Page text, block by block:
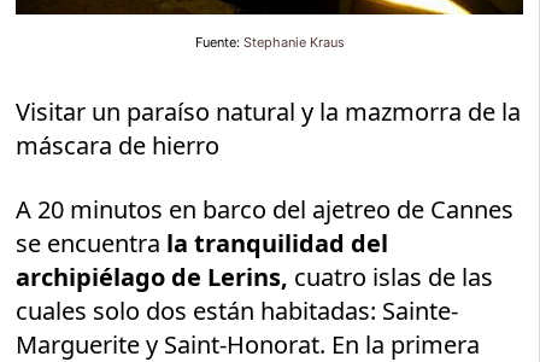
Fuente: Stephanie Kraus
Visitar un paraíso natural y la mazmorra de la
máscara de hierro
A 20 minutos en barco del ajetreo de Cannes
se encuentra la tranquilidad del
archipiélago de Lerins, cuatro islas de las
cuales solo dos están habitadas: Sainte-
Marguerite y Saint-Honorat. En la primera